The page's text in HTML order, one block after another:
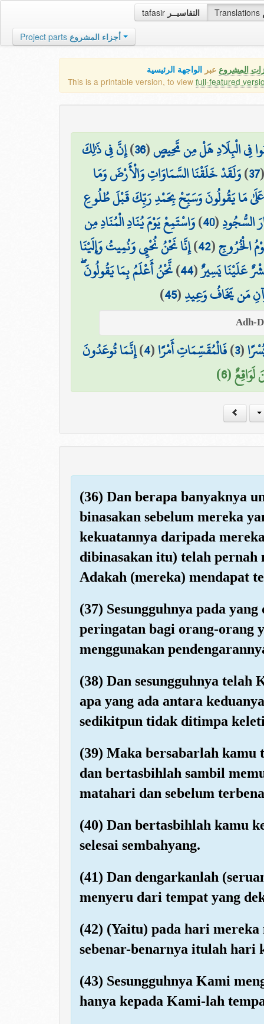
tafasir التفاسيــر Translations
Project parts أجزاء المشروع
المشروع عبر الواجهة الرئيسية
This is a printable version, to view full-featured
فِي الْبِلَادِ هَلْ مِن مَّحِيصٍ(
36
)إِنَّ فِي ذَٰلِكَ
37
)وَلَقَدْ خَلَقْنَا السَّمَاوَاتِ وَالْأَرْضَ وَمَا
مَا يَقُولُونَ وَسَبِّحْ بِحَمْدِ رَبِّكَ قَبْلَ طُلُوعِ
السُّجُودِ(
40
)وَاسْتَمِعْ يَوْمَ يُنَادِ الْمُنَادِ مِن
الْخُرُوجِ(
42
)إِنَّا نَحْنُ نُحْيِي وَنُمِيتُ وَإِلَيْنَا
عَلَيْنَا يَسِيرٌ(
44
)نَّحْنُ أَعْلَمُ بِمَا يَقُولُونَ ۖ
مَن يَخَافُ وَعِيدِ(
45
)
(
3
)فَالْمُقَسِّمَاتِ أَمْرًا(
4
)إِنَّمَا تُوعَدُونَ
(6)
(36) Dan berapa banyaknya
binasakan sebelum mereka
kekuatannya daripada
dibinasakan itu) telah pernah
Adakah (mereka) mendapat
(37) Sesungguhnya pada
peringatan bagi orang-orang
menggunakan
(38) Dan sesungguhnya
apa yang ada antara
sedikitpun tidak ditimpa
(39) Maka bersabarlah kamu
dan bertasbihlah sambil
matahari dan sebelum
(40) Dan bertasbihlah kamu
selesai sembahyang.
(41) Dan dengarkanlah
menyeru dari tempat yang
(42) (Yaitu) pada hari
sebenar-benarnya itulah
(43) Sesungguhnya Kami
hanya kepada Kami-lah